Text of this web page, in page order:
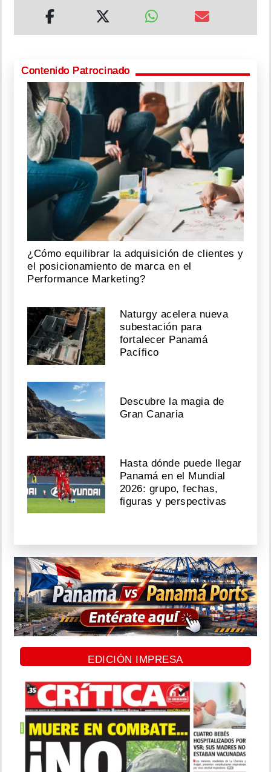
Contenido Patrocinado
¿Cómo equilibrar la adquisición de clientes y
el posicionamiento de marca en el
Performance Marketing?
Naturgy acelera nueva
subestación para
fortalecer Panamá
Pacífico
Descubre la magia de
Gran Canaria
Hasta dónde puede llegar
Panamá en el Mundial
2026: grupo, fechas,
figuras y perspectivas
EDICIÓN IMPRESA